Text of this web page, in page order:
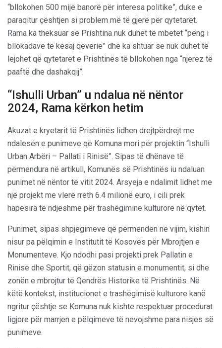
“bllokohen 500 mijë banorë për interesa politike”, duke e
paraqitur çështjen si problem më të gjerë për qytetarët.
Rama ka theksuar se Prishtina nuk duhet të mbetet “peng i
bllokadave të kësaj qeverie” dhe ka shtuar se nuk duhet të
lejohet që qytetarët e Prishtinës të bllokohen nga “njerëz të
paaftë dhe dashakqij”.
“Ishulli Urban” u ndalua në nëntor
2024, Rama kërkon hetim
Akuzat e kryetarit të Prishtinës lidhen drejtpërdrejt me
ndalesën e punimeve që Komuna mori për projektin “Ishulli
Urban Arbëri – Pallati i Rinisë”. Sipas të dhënave të
përmendura në artikull, Komunës së Prishtinës iu ndaluan
punimet në nëntor të vitit 2024. Arsyeja e ndalimit lidhet me
një projekt me vlerë rreth 6.4 milionë euro, i cili prek
hapësira të ndjeshme për trashëgiminë kulturore në qytet.
Punimet, sipas shpjegimeve që përmenden në vijim, kishin
nisur pa pëlqimin e Institutit të Kosovës për Mbrojtjen e
Monumenteve. Kjo ndodhi pasi projekti prek Pallatin e
Rinisë dhe Sportit, që gëzon statusin e monumentit, si dhe
zonën e mbrojtur të Qendrës Historike të Prishtinës. Në
këtë kontekst, institucionet e trashëgimisë kulturore kanë
ngritur çështje se Komuna nuk kishte respektuar procedurat
ligjore për marrjen e pëlqimeve të nevojshme para nisjes së
punimeve.